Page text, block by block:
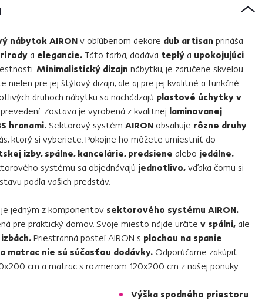
nábytok AIRONv obľúbenom dekore dub artisan prináša
a elegancie. Táto farba, dodáva teplý a upokojujúci
Minimalistický dizajn nábytku, je zaručene skvelou
nielen pre jej štýlový dizajn, ale aj pre jej kvalitné a funkčné
druhoch nábytku sa nachádzajú plastové úchytky v
Zostava je vyrobená z kvalitnej laminovanej
hranami.Sektorový systém AIRON obsahuje rôzne druhy
ktorý si vyberiete. Pokojne ho môžete umiestniť do
izby, spálne, kancelárie, predsiene alebo jedálne.
systému sa objednávajú jednotlivo, vďaka čomu si
podľa vašich predstáv.
je jedným z komponentov sektorového systému AIRON.
pre praktický domov. Svoje miesto nájde určite v spálni, ale
Priestranná posteľ AIRON s plochou na spanie
matrac nie sú súčasťou dodávky. Odporúčame zakúpiť
cm a matrac s rozmerom 120x200 cm z našej ponuky.
Výška spodného priestoru